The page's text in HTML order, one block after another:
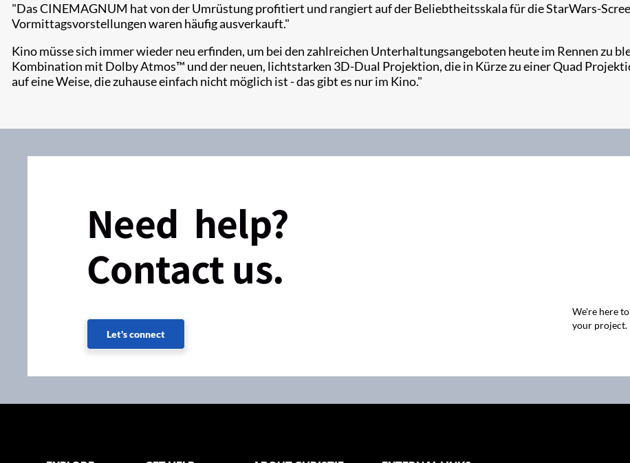
"Das CINEMAGNUM hat von der Umrüstung profitiert und rangiert auf der Beliebtheitsskala für die StarWars-
Vormittagsvorstellungen waren häufig ausverkauft."
Kino müsse sich immer wieder neu erfinden, um bei den zahlreichen Unterhaltungsangeboten heute im Rennen zu
Kombination mit Dolby Atmos™ und der neuen, lichtstarken 3D-Dual Projektion, die in Kürze zu einer Quad
auf eine Weise, die zuhause einfach nicht möglich ist - das gibt es nur im Kino."
Need help?
Contact us.
Let's connect
We're here
your project.